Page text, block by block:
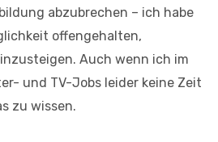
abzubrechen – ich habe
offengehalten,
Auch wenn ich im
und TV-Jobs leider keine Zeit
zu wissen.